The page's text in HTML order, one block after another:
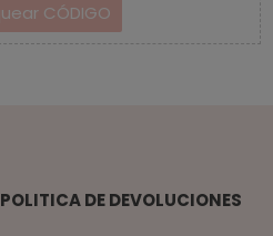
POLITICA DE DEVOLUCIONES